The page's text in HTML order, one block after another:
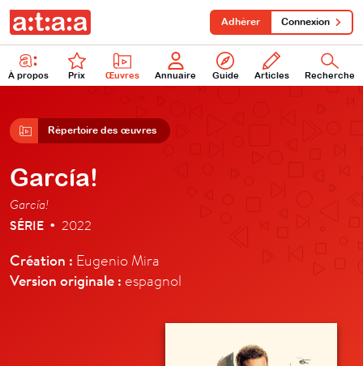
À propos Prix Œuvres Annuaire Guide Articles Recherche
Adhérer Connexion
Répertoire des œuvres
García!
García!
SÉRIE • 2022
Création : Eugenio Mira
Version originale : espagnol